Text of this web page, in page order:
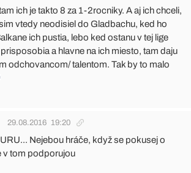
ich je takto 8 za 1-2rocniky. A aj ich chceli,
vtedy neodisiel do Gladbachu, ked ho
ich pustia, lebo ked ostanu v tej lige
a hlavne na ich miesto, tam daju
odchovancom/ talentom. Tak by to malo
29.08.2016 19:20
Nejebou hráče, když se pokusej o
v tom podporujou